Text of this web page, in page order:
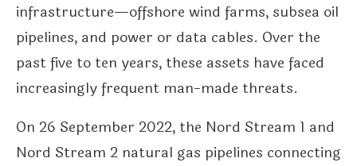
infrastructure—offshore wind farms, subsea oil
pipelines, and power or data cables. Over the
past five to ten years, these assets have faced
increasingly frequent man-made threats.
On 26 September 2022, the Nord Stream 1 and
Nord Stream 2 natural gas pipelines connecting